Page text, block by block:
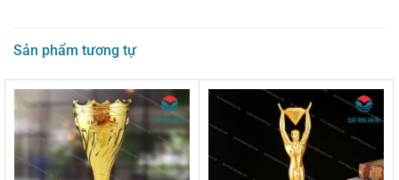
Sản phẩm tương tự